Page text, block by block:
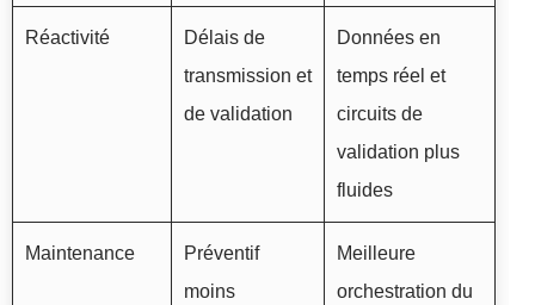
Réactivité
Délais de
transmission et
de validation
Données en
temps réel et
circuits de
validation plus
fluides
Maintenance
Préventif
moins
Meilleure
orchestration du